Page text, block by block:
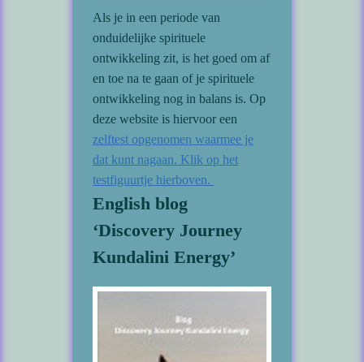
Als je in een periode van
onduidelijke spirituele
ontwikkeling zit, is het goed om af
en toe na te gaan of je spirituele
ontwikkeling nog in balans is. Op
deze website is hiervoor een
zelftest opgenomen waarmee je
dat kunt nagaan. Klik op het
testfiguurtje hierboven.
English blog
‘Discovery Journey
Kundalini Energy’